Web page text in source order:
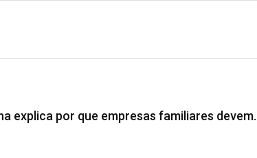
explica por que empresas familiares